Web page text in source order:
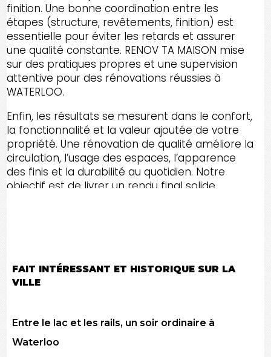
finition. Une bonne coordination entre les
étapes (structure, revêtements, finition) est
essentielle pour éviter les retards et assurer
une qualité constante. RENOV TA MAISON mise
sur des pratiques propres et une supervision
attentive pour des rénovations réussies à
WATERLOO.
Enfin, les résultats se mesurent dans le confort,
la fonctionnalité et la valeur ajoutée de votre
propriété. Une rénovation de qualité améliore la
circulation, l’usage des espaces, l’apparence
des finis et la durabilité au quotidien. Notre
objectif est de livrer un rendu final solide,
FAIT INTÉRESSANT ET HISTORIQUE SUR LA
VILLE
Entre le lac et les rails, un soir ordinaire à
Waterloo